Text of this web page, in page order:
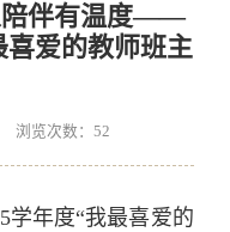
陪伴有温度——
爱的教师班主
浏览次数： 52
学年度“我最喜爱的